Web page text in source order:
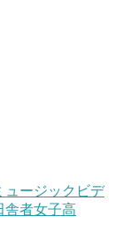
ュージックビデ
舎者女子高